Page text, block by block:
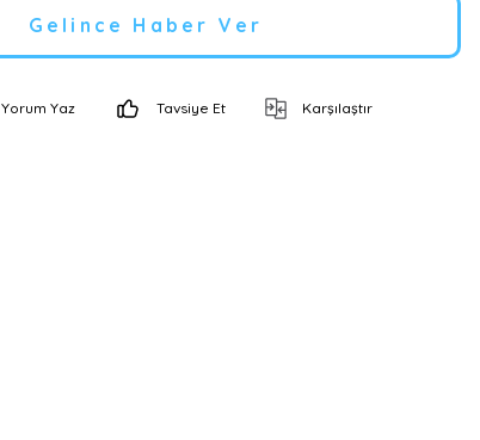
Gelince Haber Ver
Yorum Yaz Tavsiye Et Karşılaştır